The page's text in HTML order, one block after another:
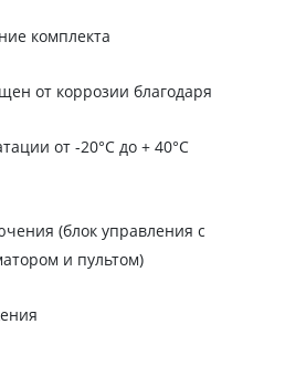
комплекта
от коррозии благодаря
от -20°C до + 40°C
(блок управления с
и пультом)